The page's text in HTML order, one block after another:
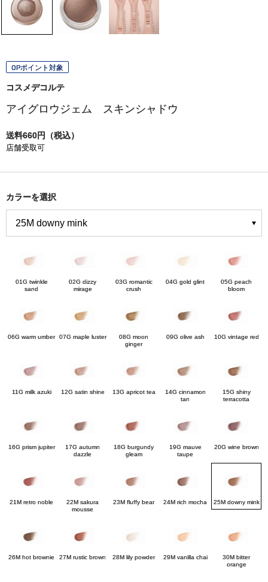
OPポイント対象
コスメデコルテ
アイグロウジェム スキンシャドウ
送料660円（税込）
店舗受取可
カラーを選択
01G twinkle
sand
02G dizzy
mirage
03G romantic
crush
04G gold glint
05G peach
bloom
06G warm umber 07G maple luster
08G moon
ginger
09G olive ash 10G vintage red
11G milk azuki 12G satin shine 13G apricot tea
14G cinnamon
tan
15G shiny
terracotta
16G prism jupiter
17G autumn
dazzle
18G burgundy
gleam
19G mauve
taupe
20G wine brown
21M retro noble
22M sakura
mousse
23M fluffy bear 24M rich mocha 25M downy mink
26M hot brownie 27M rustic brown 28M lily powder 29M vanilla chai
30M bitter
orange